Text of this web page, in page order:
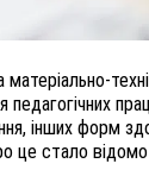
інших форм
це стало